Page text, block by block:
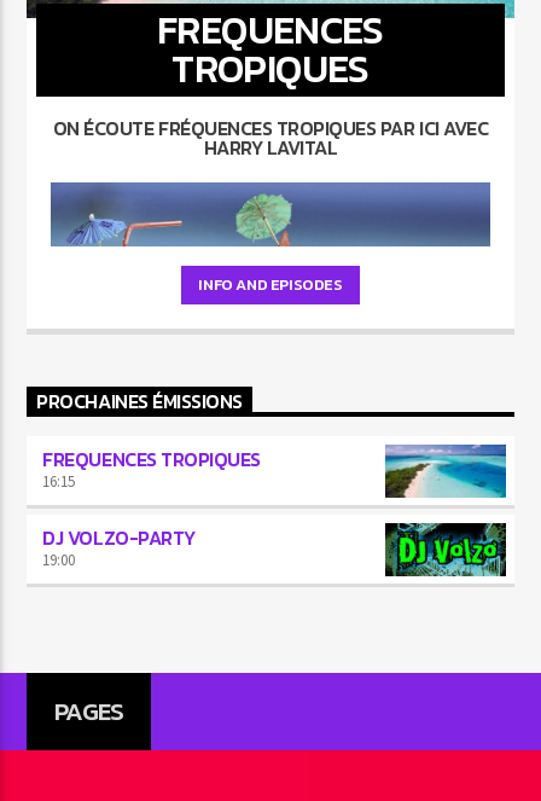
FREQUENCES
TROPIQUES
ON ÉCOUTE FRÉQUENCES TROPIQUES PAR ICI AVEC
HARRY LAVITAL
INFO AND EPISODES
PROCHAINES ÉMISSIONS
FREQUENCES TROPIQUES
16:15
DJ VOLZO-PARTY
19:00
PAGES